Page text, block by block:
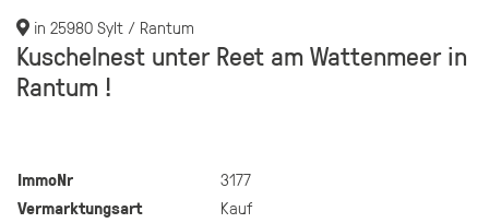
in 25980 Sylt / Rantum
Kuschelnest unter Reet am Wattenmeer in
Rantum !
ImmoNr
3177
Vermarktungsart
Kauf